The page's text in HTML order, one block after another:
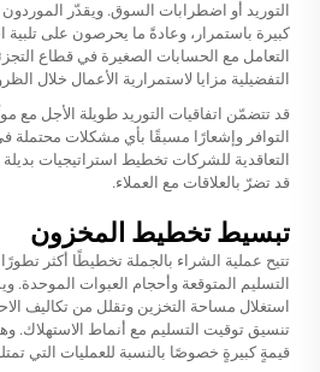
التوريد أو اضطرابات السوق. ويقدّر
كبيرة باستمرار، وعادةً ما يحرصون على تلبية
التعامل مع الحسابات الصغيرة في قطاع
التفضيلية مزايا لاستمرارية الأعمال خلال
قد تتضمّن اتفاقيات التوريد طويلة الأجل مع
التوافر وإشعارًا مسبقًا بأي مشكلات محتملة
التعاقدية للشركات تخطيط استراتيجيات
قد تضرّ بالعلاقات مع العملاء.
تبسيط تخطيط المخزون
تتيح عملية الشراء بالجملة تخطيطًا أكثر
التسليم المتوقعة وأحجام العبوات
استغلال مساحة التخزين وتقلل من تكاليف
تنسيق توقيت التسليم مع أنماط الاستهلاك.
قيمةٍ كبيرةٍ خصوصًا بالنسبة للعمليات التي